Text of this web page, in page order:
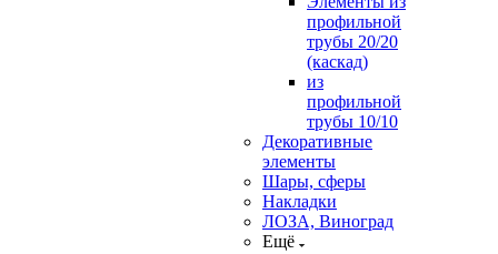
профильной
трубы 20/20
(каскад)
из
профильной
трубы 10/10
Декоративные
элементы
Шары, сферы
Накладки
ЛОЗА, Виноград
Ещё